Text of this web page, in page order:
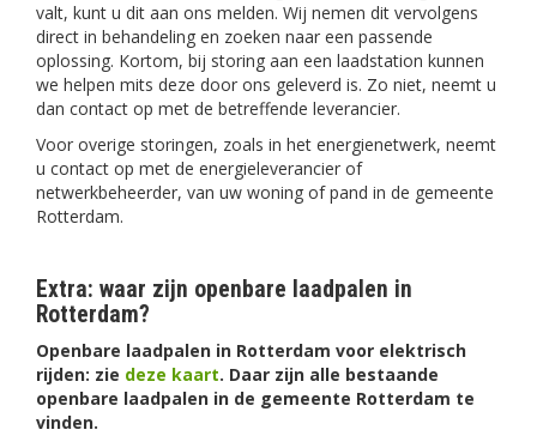
valt, kunt u dit aan ons melden. Wij nemen dit vervolgens
direct in behandeling en zoeken naar een passende
oplossing. Kortom, bij storing aan een laadstation kunnen
we helpen mits deze door ons geleverd is. Zo niet, neemt u
dan contact op met de betreffende leverancier.
Voor overige storingen, zoals in het energienetwerk, neemt
u contact op met de energieleverancier of
netwerkbeheerder, van uw woning of pand in de gemeente
Rotterdam.
Extra: waar zijn openbare laadpalen in
Rotterdam?
Openbare laadpalen in Rotterdam voor elektrisch
rijden: zie deze kaart. Daar zijn alle bestaande
openbare laadpalen in de gemeente Rotterdam te
vinden.